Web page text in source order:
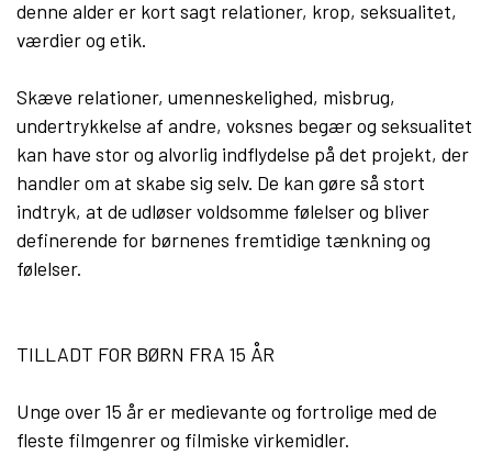
denne alder er kort sagt relationer, krop, seksualitet,
værdier og etik.
Skæve relationer, umenneskelighed, misbrug,
undertrykkelse af andre, voksnes begær og seksualitet
kan have stor og alvorlig indflydelse på det projekt, der
handler om at skabe sig selv. De kan gøre så stort
indtryk, at de udløser voldsomme følelser og bliver
definerende for børnenes fremtidige tænkning og
følelser.
TILLADT FOR BØRN FRA 15 ÅR
Unge over 15 år er medievante og fortrolige med de
fleste filmgenrer og filmiske virkemidler.